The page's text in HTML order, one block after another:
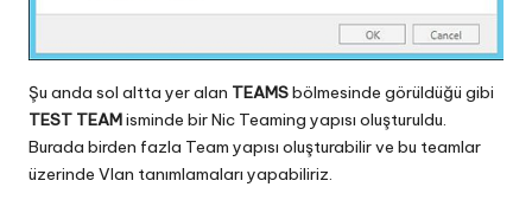
Şu anda sol altta yer alan TEAMSbölmesinde görüldüğü gibi
TEST TEAMisminde bir Nic Teaming yapısı oluşturuldu.
Burada birden fazla Team yapısı oluşturabilir ve bu teamlar
üzerinde Vlan tanımlamaları yapabiliriz.